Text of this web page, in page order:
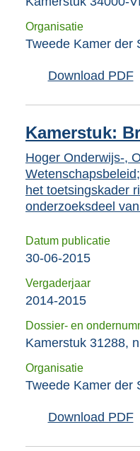
Organisatie
Tweede Kamer der
Download PDF
Kamerstuk:
Hoger Onderwijs-,
het toetsingskader
onderzoeksdeel
Datum publicatie
30-06-2015
Vergaderjaar
2014-2015
Dossier- en
Kamerstuk 31288,
Organisatie
Tweede Kamer der
Download PDF